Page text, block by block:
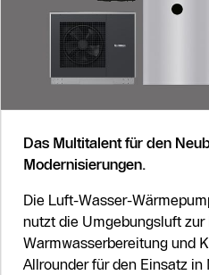
Das Multitalent für den
Modernisierungen.
Die Luft-Wasser-
nutzt die Umgebungsluft zur
Warmwasserbereitung und
Allrounder für den Einsatz